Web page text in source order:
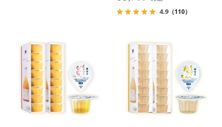
4.9 （110）